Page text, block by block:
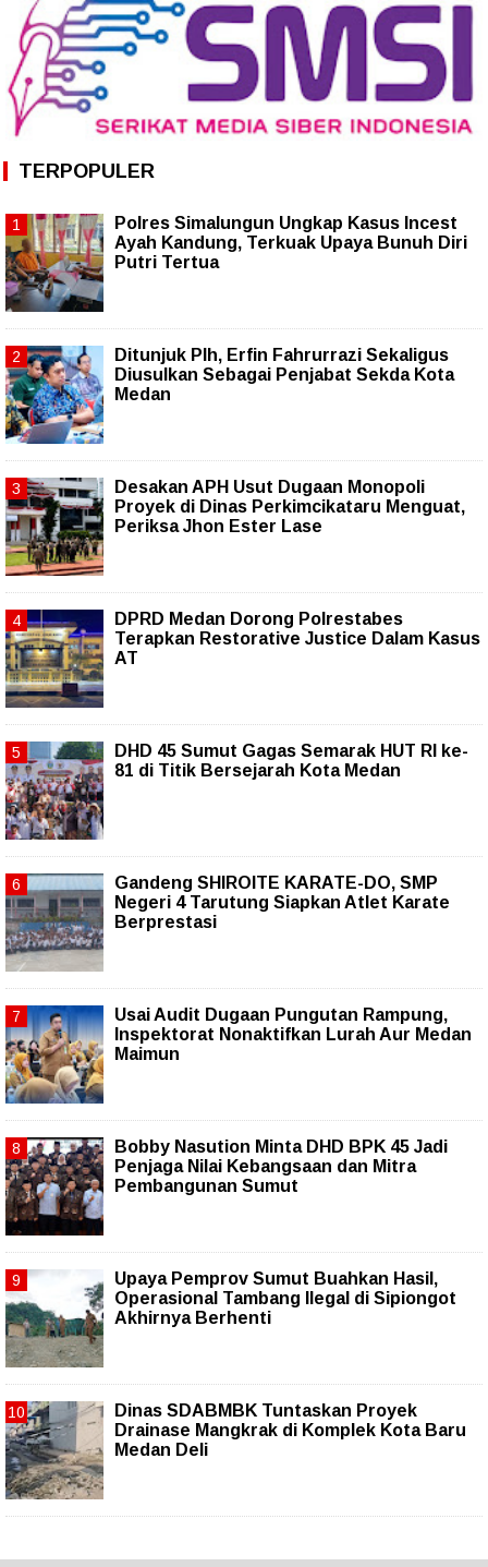
TERPOPULER
Polres Simalungun Ungkap Kasus Incest
Ayah Kandung, Terkuak Upaya Bunuh Diri
Putri Tertua
Ditunjuk Plh, Erfin Fahrurrazi Sekaligus
Diusulkan Sebagai Penjabat Sekda Kota
Medan
Desakan APH Usut Dugaan Monopoli
Proyek di Dinas Perkimcikataru Menguat,
Periksa Jhon Ester Lase
DPRD Medan Dorong Polrestabes
Terapkan Restorative Justice Dalam Kasus
AT
DHD 45 Sumut Gagas Semarak HUT RI ke-
81 di Titik Bersejarah Kota Medan
Gandeng SHIROITE KARATE-DO, SMP
Negeri 4 Tarutung Siapkan Atlet Karate
Berprestasi
Usai Audit Dugaan Pungutan Rampung,
Inspektorat Nonaktifkan Lurah Aur Medan
Maimun
Bobby Nasution Minta DHD BPK 45 Jadi
Penjaga Nilai Kebangsaan dan Mitra
Pembangunan Sumut
Upaya Pemprov Sumut Buahkan Hasil,
Operasional Tambang Ilegal di Sipiongot
Akhirnya Berhenti
Dinas SDABMBK Tuntaskan Proyek
Drainase Mangkrak di Komplek Kota Baru
Medan Deli